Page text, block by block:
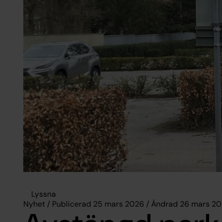
Lyssna
Nyhet / Publicerad 25 mars 2026 / Ändrad 26 mars